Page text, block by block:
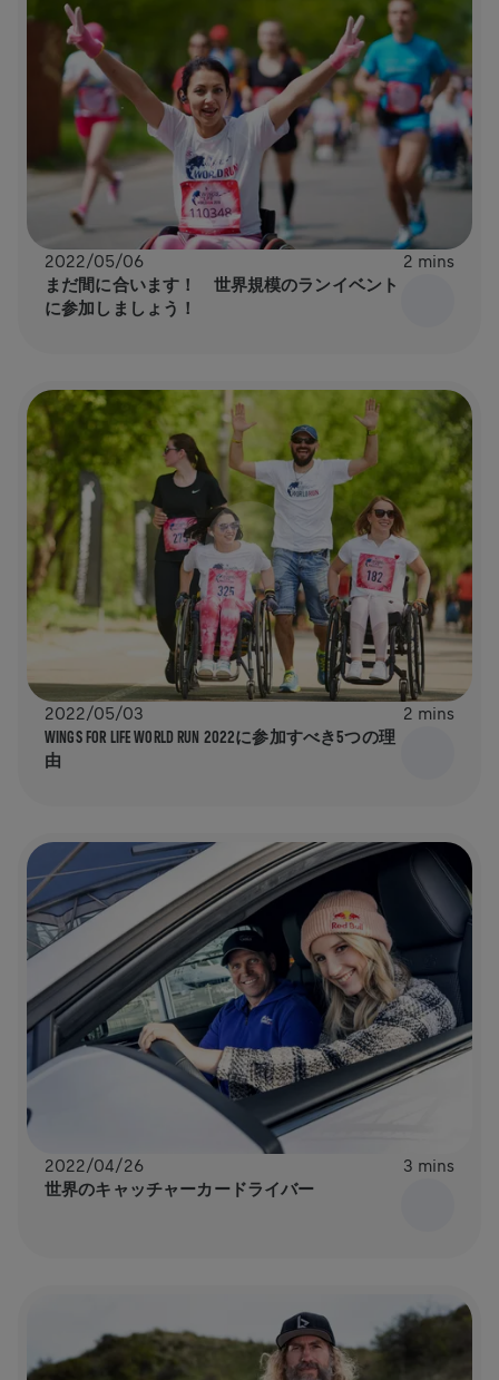
2022/05/06 2 mins
まだ間に合います！ 世界規模のランイベント
に参加しましょう！
2022/05/03 2 mins
WINGS FOR LIFE WORLD RUN 2022に参加すべき5つの理
由
2022/04/26 3 mins
世界のキャッチャーカードライバー